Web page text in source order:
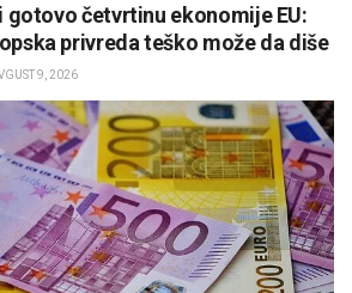
gotovo četvrtinu ekonomije EU:
privreda teško može da diše
9, 2026